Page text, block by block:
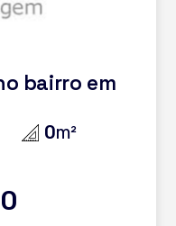
bairro em
0m²